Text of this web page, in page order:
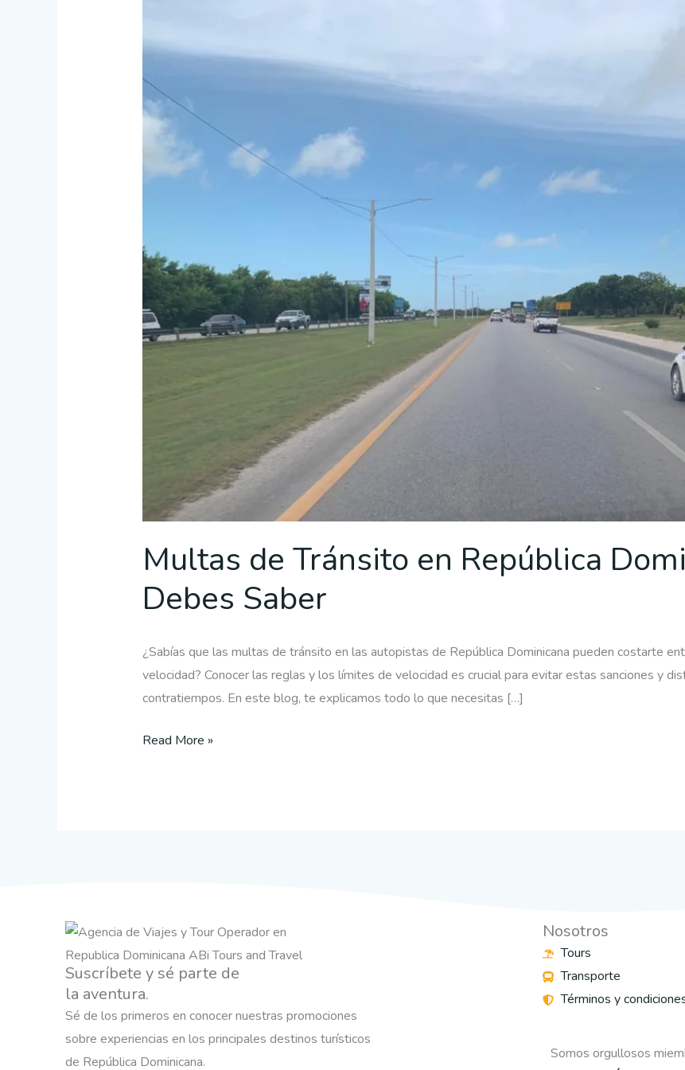
Multas de Tránsito en República
Debes Saber
¿Sabías que las multas de tránsito en las autopistas de República Dominicana pueden costarte
velocidad? Conocer las reglas y los límites de velocidad es crucial para evitar estas sanciones y
contratiempos. En este blog, te explicamos todo lo que necesitas […]
Tránsito
en
República
Dominicana:
Que
Read More »
Suscríbete y sé parte de
la aventura.
Sé de los primeros en conocer nuestras promociones
sobre experiencias en los principales destinos turísticos
de República Dominicana.
Nosotros
Tours
Transporte
Términos y
Somos orgullosos